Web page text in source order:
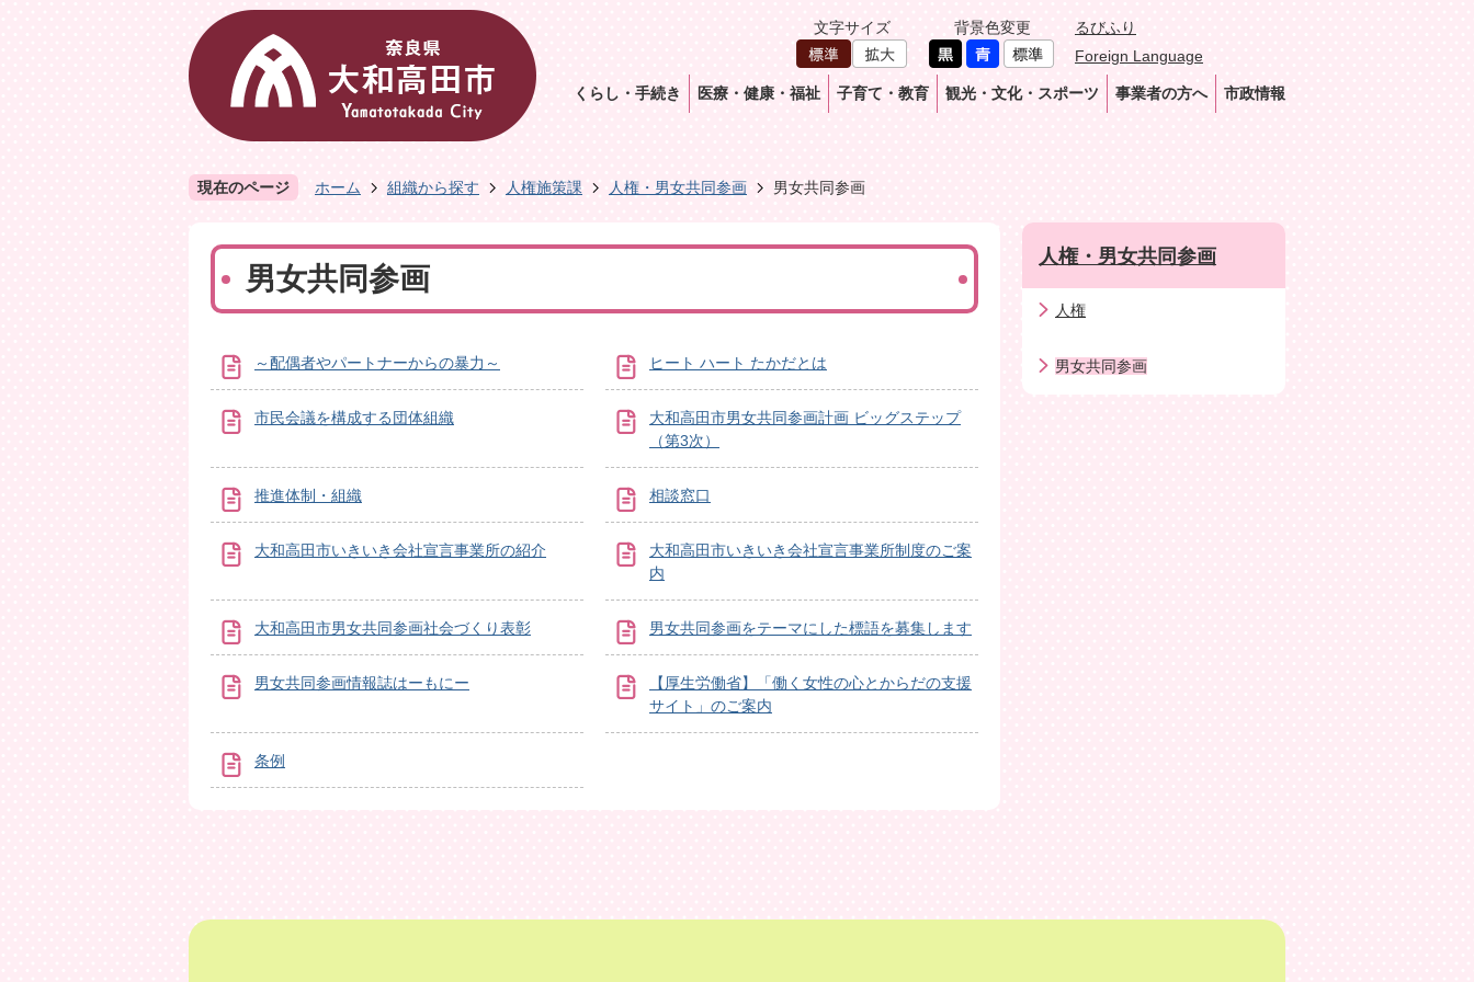
文字サイズ 背景色変更
るびふり
Foreign Language
くらし・手続き 医療・健康・福祉 子育て・教育 観光・文化・スポーツ 事業者の方へ 市政情報
現在のページ ホーム 組織から探す 人権施策課 人権・男女共同参画 男女共同参画
男女共同参画
～配偶者やパートナーからの暴力～ ヒート ハート たかだとは
市民会議を構成する団体組織
大和高田市男女共同参画計画 ビッグステップ
（第3次）
推進体制・組織 相談窓口
大和高田市いきいき会社宣言事業所の紹介
大和高田市いきいき会社宣言事業所制度のご案
内
大和高田市男女共同参画社会づくり表彰 男女共同参画をテーマにした標語を募集します
男女共同参画情報誌はーもにー
【厚生労働省】「働く女性の心とからだの支援
サイト」のご案内
条例
人権・男女共同参画
人権
男女共同参画